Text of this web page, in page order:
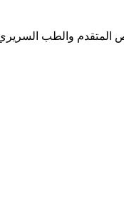
المتقدم والطب